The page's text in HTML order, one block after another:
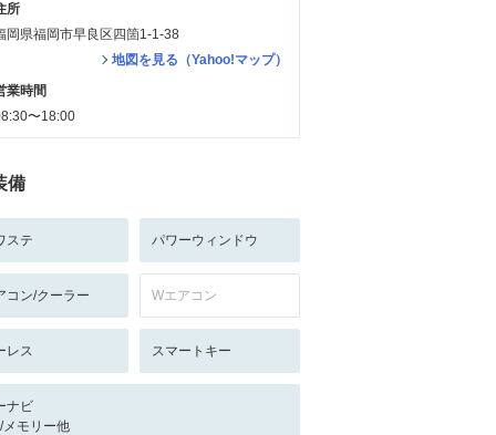
所
岡県福岡市早良区四箇1-1-38
地図を見る（Yahoo!マップ）
業時間
〜18:00
備
ステ パワーウィンドウ
コン/クーラー Wエアコン
レス スマートキー
ナビ
メモリー他